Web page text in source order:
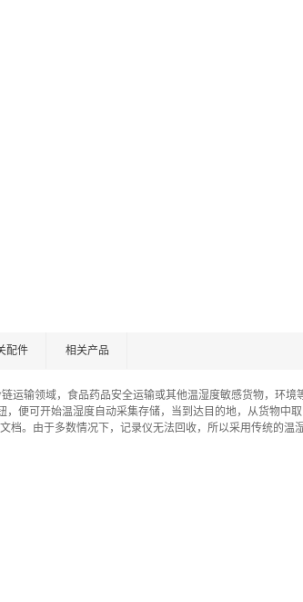
配件 相关产品
运输领域，食品药品安全运输或其他温湿度敏感货物，环
便可开始温湿度自动采集存储，当到达目的地，从货物中
档。由于多数情况下，记录仪无法回收，所以采用传统的温